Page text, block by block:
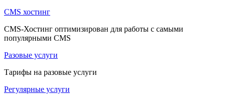
CMS хостинг
CMS-Хостинг оптимизирован для работы с самыми
популярными CMS
Разовые услуги
Тарифы на разовые услуги
Регулярные услуги